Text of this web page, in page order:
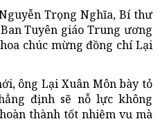
Trọng Nghĩa, Bí thư
Tuyên giáo Trung ương
chúc mừng đồng chí Lại
ông Lại Xuân Môn bày tỏ
định sẽ nỗ lực không
thành tốt nhiệm vụ mà